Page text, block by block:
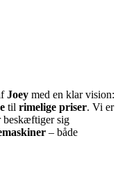
Joey med en klar vision:
til rimelige priser. Vi er
beskæftiger sig
– både